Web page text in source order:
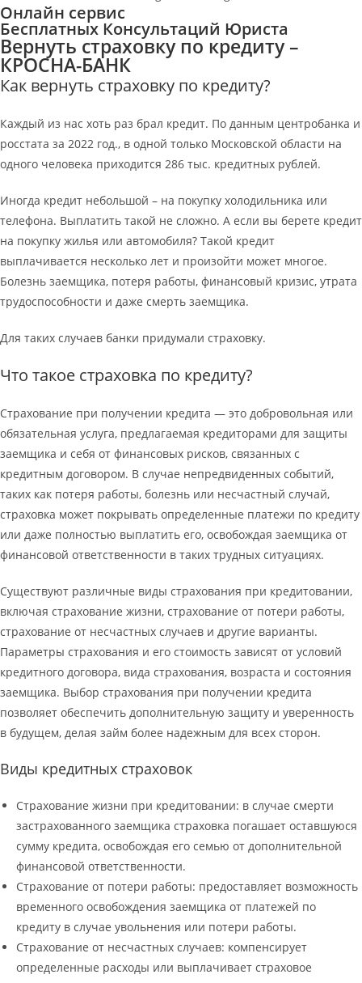
Онлайн сервис
Бесплатных Консультаций Юриста
Вернуть страховку по кредиту –
КРОСНА-БАНК
Как вернуть страховку по кредиту?
Каждый из нас хоть раз брал кредит. По данным центробанка и
росстата за 2022 год., в одной только Московской области на
одного человека приходится 286 тыс. кредитных рублей.
Иногда кредит небольшой – на покупку холодильника или
телефона. Выплатить такой не сложно. А если вы берете кредит
на покупку жилья или автомобиля? Такой кредит
выплачивается несколько лет и произойти может многое.
Болезнь заемщика, потеря работы, финансовый кризис, утрата
трудоспособности и даже смерть заемщика.
Для таких случаев банки придумали страховку.
Что такое страховка по кредиту?
Страхование при получении кредита — это добровольная или
обязательная услуга, предлагаемая кредиторами для защиты
заемщика и себя от финансовых рисков, связанных с
кредитным договором. В случае непредвиденных событий,
таких как потеря работы, болезнь или несчастный случай,
страховка может покрывать определенные платежи по кредиту
или даже полностью выплатить его, освобождая заемщика от
финансовой ответственности в таких трудных ситуациях.
Существуют различные виды страхования при кредитовании,
включая страхование жизни, страхование от потери работы,
страхование от несчастных случаев и другие варианты.
Параметры страхования и его стоимость зависят от условий
кредитного договора, вида страхования, возраста и состояния
заемщика. Выбор страхования при получении кредита
позволяет обеспечить дополнительную защиту и уверенность
в будущем, делая займ более надежным для всех сторон.
Виды кредитных страховок
Страхование жизни при кредитовании: в случае смерти
застрахованного заемщика страховка погашает оставшуюся
сумму кредита, освобождая его семью от дополнительной
финансовой ответственности.
Страхование от потери работы: предоставляет возможность
временного освобождения заемщика от платежей по
кредиту в случае увольнения или потери работы.
Страхование от несчастных случаев: компенсирует
определенные расходы или выплачивает страховое